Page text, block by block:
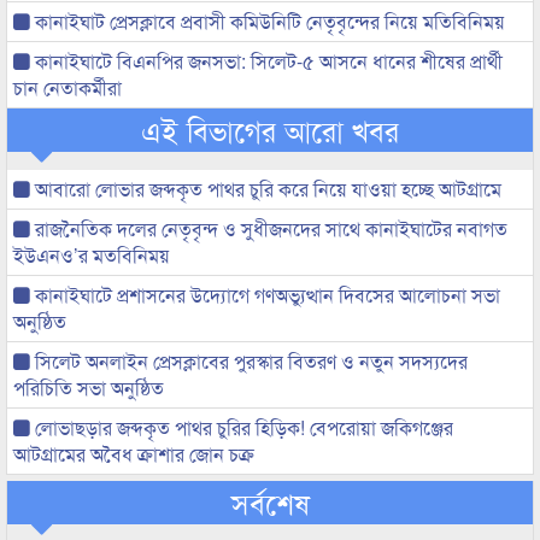
কানাইঘাট প্রেসক্লাবে প্রবাসী কমিউনিটি নেতৃবৃন্দের নিয়ে মতিবিনিময়
কানাইঘাটে বিএনপির জনসভা: সিলেট-৫ আসনে ধানের শীষের প্রার্থী
চান নেতাকর্মীরা
এই বিভাগের আরো খবর
আবারো লোভার জব্দকৃত পাথর চুরি করে নিয়ে যাওয়া হচ্ছে আটগ্রামে
রাজনৈতিক দলের নেতৃবৃন্দ ও সুধীজনদের সাথে কানাইঘাটের নবাগত
ইউএনও’র মতবিনিময়
কানাইঘাটে প্রশাসনের উদ্যোগে গণঅভ্যুত্থান দিবসের আলোচনা সভা
অনুষ্ঠিত
সিলেট অনলাইন প্রেসক্লাবের পুরস্কার বিতরণ ও নতুন সদস্যদের
পরিচিতি সভা অনুষ্ঠিত
লোভাছড়ার জব্দকৃত পাথর চুরির হিড়িক! বেপরোয়া জকিগঞ্জের
আটগ্রামের অবৈধ ক্রাশার জোন চক্র
সর্বশেষ